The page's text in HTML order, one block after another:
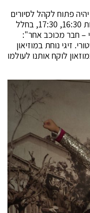
פתוח לקהל לסיורים
מיוחדים בהדרכת שחקני המוזיאון. בשעות 16:30, 17:30, בחלל
– חבר מכוכב אחר":
זיגי נוחת במוזיאון
לוקח אותנו לעולמו